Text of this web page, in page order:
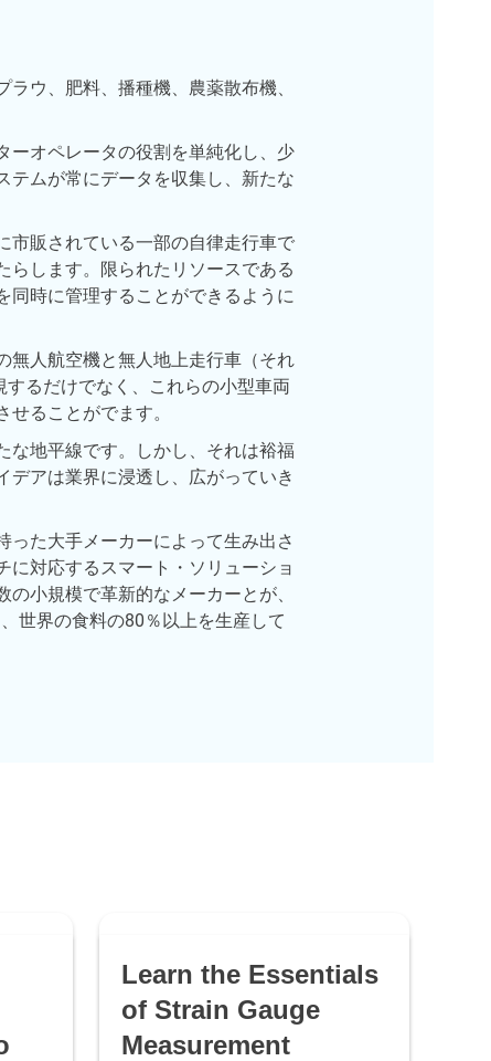
ウ、肥料、播種機、農薬散布機、
ーオペレータの役割を単純化し、少
テムが常にデータを収集し、新たな
市販されている一部の自律走行車で
らします。限られたリソースである
同時に管理することができるように
無人航空機と無人地上走行車（それ
るだけでなく、これらの小型車両
ることがでます。
な地平線です。しかし、それは裕福
アは業界に浸透し、広がっていき
た大手メーカーによって生み出さ
対応するスマート・ソリューショ
小規模で革新的なメーカーとが、
世界の食料の80％以上を生産して
Learn the Essentials
of Strain Gauge
Measurement